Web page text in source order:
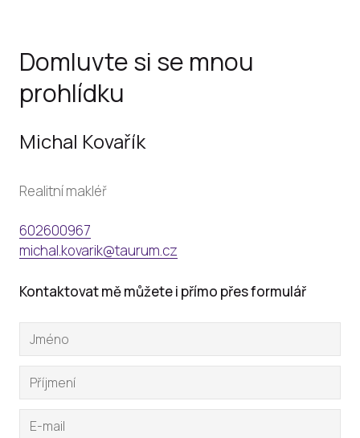
Domluvte si se mnou
prohlídku
Michal Kovařík
Realitní makléř
602600967
michal.kovarik@taurum.cz
Kontaktovat mě můžete i přímo přes formulář